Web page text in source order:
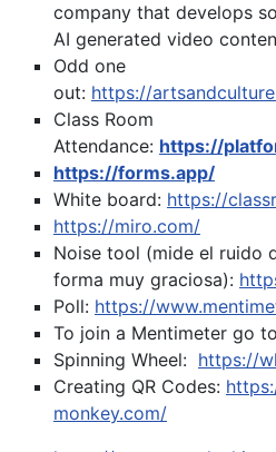
company that develops
AI generated video
Odd one
out: https://
Class Room
Attendance: https://
https://forms.app/
White board: https://
https://miro.com/
Noise tool (mide el ruido
forma muy graciosa):
Poll: https://
To join a Mentimeter go
Spinning Wheel: https://
Creating QR Codes:
monkey.com/